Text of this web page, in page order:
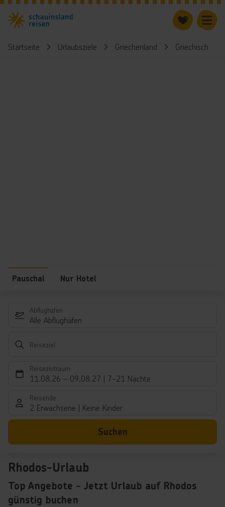
Startseite Urlaubsziele Griechenland Griechische
Pauschal Nur Hotel
Abflughafen
Alle Abflughäfen
Reiseziel
Reisezeitraum
11.08.26 – 09.08.27 7-21 Nächte
Reisende
2 Erwachsene Keine Kinder
Suchen
Rhodos-Urlaub
Top Angebote - Jetzt Urlaub auf Rhodos
günstig buchen